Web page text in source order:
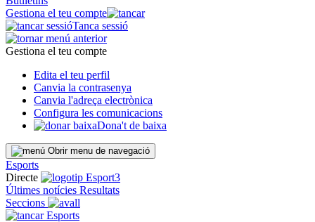
Gestiona el teu compte
Tanca sessió
Gestiona el teu compte
Edita el teu perfil
Canvia la contrasenya
Canvia l'adreça electrònica
Configura les comunicacions
Dona't de baixa
Obrir menu de navegació
Esports
Directe
Últimes notícies Resultats
Seccions
Esports